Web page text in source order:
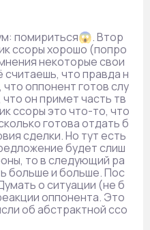
помириться😱. Втор
ссоры хорошо (попро
некоторые свои
что правда н
оппонент готов слу
он примет часть тв
ссоры это что-то, что
готова отдать б
сделки. Но тут есть
будет слиш
то в следующий ра
больше и больше. Пос
о ситуации (не б
оппонента. Это
об абстрактной ссо